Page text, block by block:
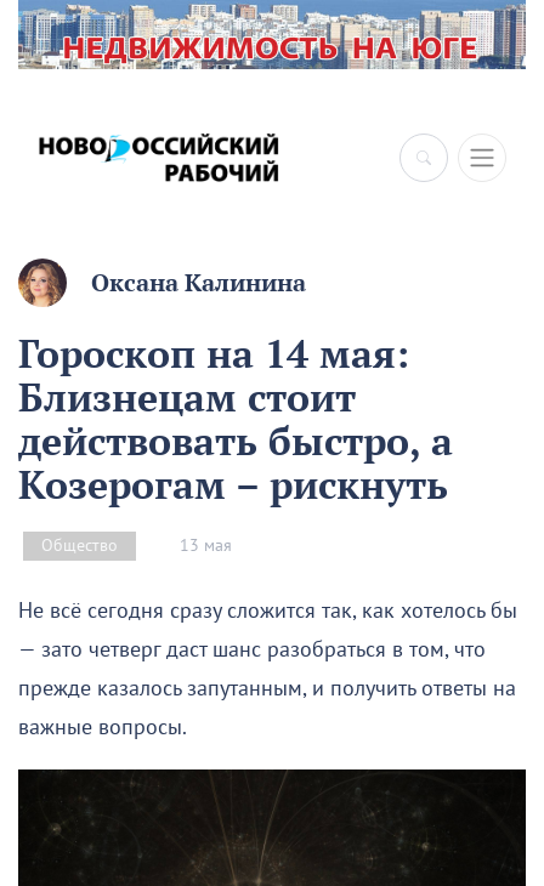
×
Оксана Калинина
Гороскоп на 14 мая:
Близнецам стоит
действовать быстро, а
Козерогам – рискнуть
Общество 13 мая
Не всё сегодня сразу сложится так, как хотелось бы
— зато четверг даст шанс разобраться в том, что
прежде казалось запутанным, и получить ответы на
важные вопросы.